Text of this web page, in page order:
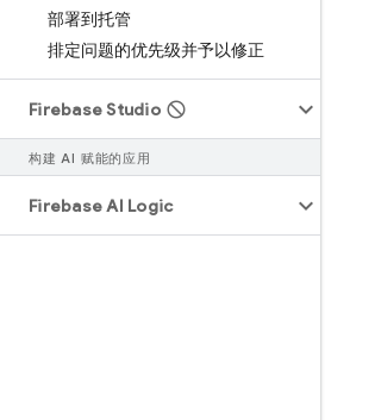
部署到托管
排定问题的优先级并予以修正
Firebase Studio
构建 AI 赋能的应用
Firebase AI Logic